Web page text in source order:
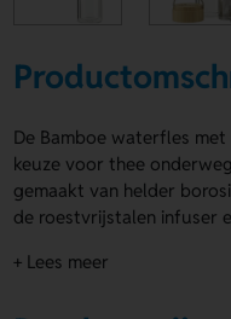
De Bamboe waterfles
keuze voor thee
gemaakt van helder
de roestvrijstalen infuser
draagbeugel is 100%
+ Lees meer